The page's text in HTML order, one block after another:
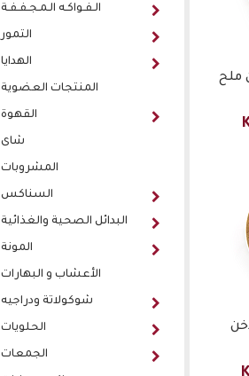
الـفـواكـه الـمـجـفـفـة
التمور
الهدايا
المنتجات العضوية
القهوة
شاى
المشروبات
السناكس
البدائل الصحية والغذائية
المونة
الأعشاب و البهارات
شوكولاتة ودراجيه
الحلويات
الجمعات
ملح